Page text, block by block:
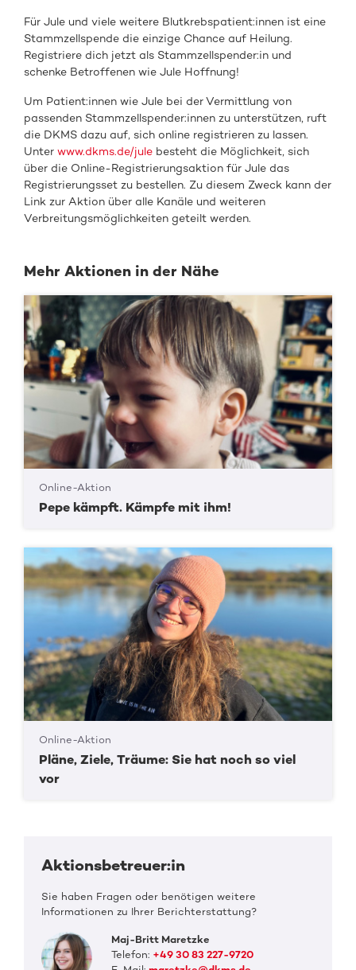
Für Jule und viele weitere Blutkrebspatient:innen ist eine
Stammzellspende die einzige Chance auf Heilung.
Registriere dich jetzt als Stammzellspender:in und
schenke Betroffenen wie Jule Hoffnung!
Um Patient:innen wie Jule bei der Vermittlung von
passenden Stammzellspender:innen zu unterstützen, ruft
die DKMS dazu auf, sich online registrieren zu lassen.
Unterwww.dkms.de/jule besteht die Möglichkeit, sich
über die Online-Registrierungsaktion für Jule das
Registrierungsset zu bestellen. Zu diesem Zweck kann der
Link zur Aktion über alle Kanäle und weiteren
Verbreitungsmöglichkeiten geteilt werden.
Mehr Aktionen in der Nähe
Online-Aktion
Pepe kämpft. Kämpfe mit ihm!
Online-Aktion
Pläne, Ziele, Träume: Sie hat noch so viel
vor
Aktionsbetreuer:in
Sie haben Fragen oder benötigen weitere
Informationen zu Ihrer Berichterstattung?
Maj-Britt Maretzke
Telefon: +49 30 83 227-9720